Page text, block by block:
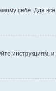
себе. Для
инструкциям,